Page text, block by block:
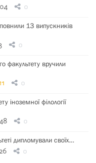
0
13 випускників
0
факультету вручили
0
іноземної філології
0
дипломували своїх…
0